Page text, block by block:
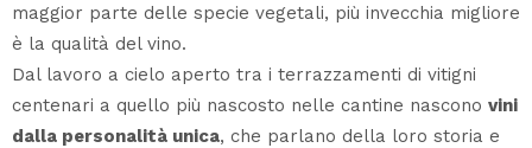
maggior parte delle specie vegetali, più invecchia migliore
è la qualità del vino.
Dal lavoro a cielo aperto tra i terrazzamenti di vitigni
centenari a quello più nascosto nelle cantine nascono vini
dalla personalità unica, che parlano della loro storia e